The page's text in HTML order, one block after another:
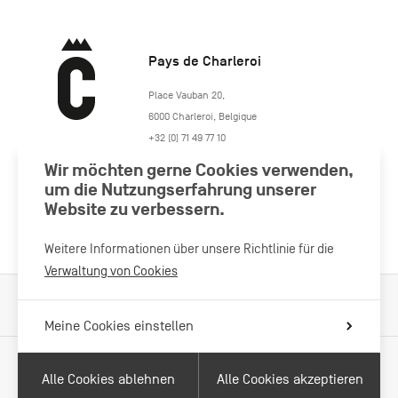
Pays de Charleroi
https://www.paysdecharleroi.be/
Place Vauban 20,
6000 Charleroi Belgique
+32 (0) 71 49 77 10
Besuchen Sie uns
Mit Unterstützung von
Wir möchten gerne Cookies verwenden,
um die Nutzungserfahrung unserer
Website zu verbessern.
Weitere Informationen über unsere Richtlinie für die
Verwaltung von Cookies
Meine Cookies einstellen
Alle Cookies ablehnen Alle Cookies akzeptieren